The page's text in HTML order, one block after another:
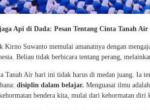
Api di Dada: Pesan Tentang Cinta Tanah Air
Kirno Suwanto memulai amanatnya dengan
Beliau tidak berbicara tentang perang,
Tanah Air hari ini tidak harus di medan juang. Ia
disiplin dalam belajar. Menguasai ilmu
bendera kita, mulai dari kehormatan diri